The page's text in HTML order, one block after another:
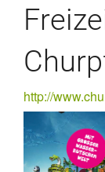
http://